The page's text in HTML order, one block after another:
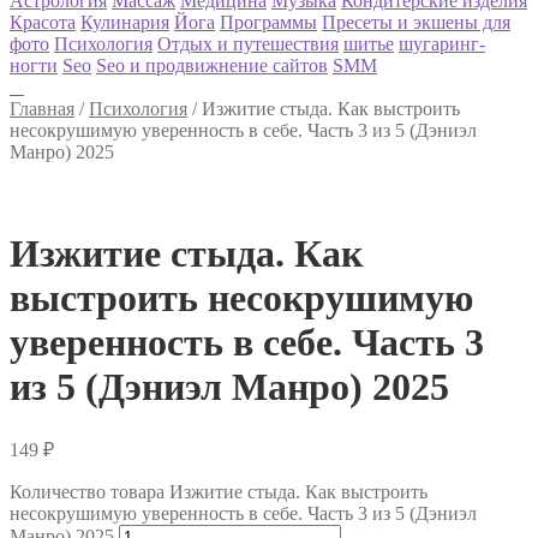
Красота Кулинария Йога Программы Пресеты и экшены для
фото Психология Отдых и путешествия шитье шугаринг-
ногти Seo Seo и продвижнение сайтов SMM
Главная /Психология /Изжитие стыда. Как выстроить
несокрушимую уверенность в себе. Часть 3 из 5 (Дэниэл
Манро) 2025
Изжитие стыда. Как
выстроить несокрушимую
уверенность в себе. Часть 3
из 5 (Дэниэл Манро) 2025
149 ₽
Количество товара Изжитие стыда. Как выстроить
несокрушимую уверенность в себе. Часть 3 из 5 (Дэниэл